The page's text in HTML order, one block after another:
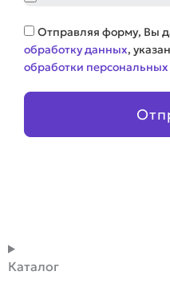
Соглашение
Отправляя форму, Вы
обработку данных,
обработки
Каталог